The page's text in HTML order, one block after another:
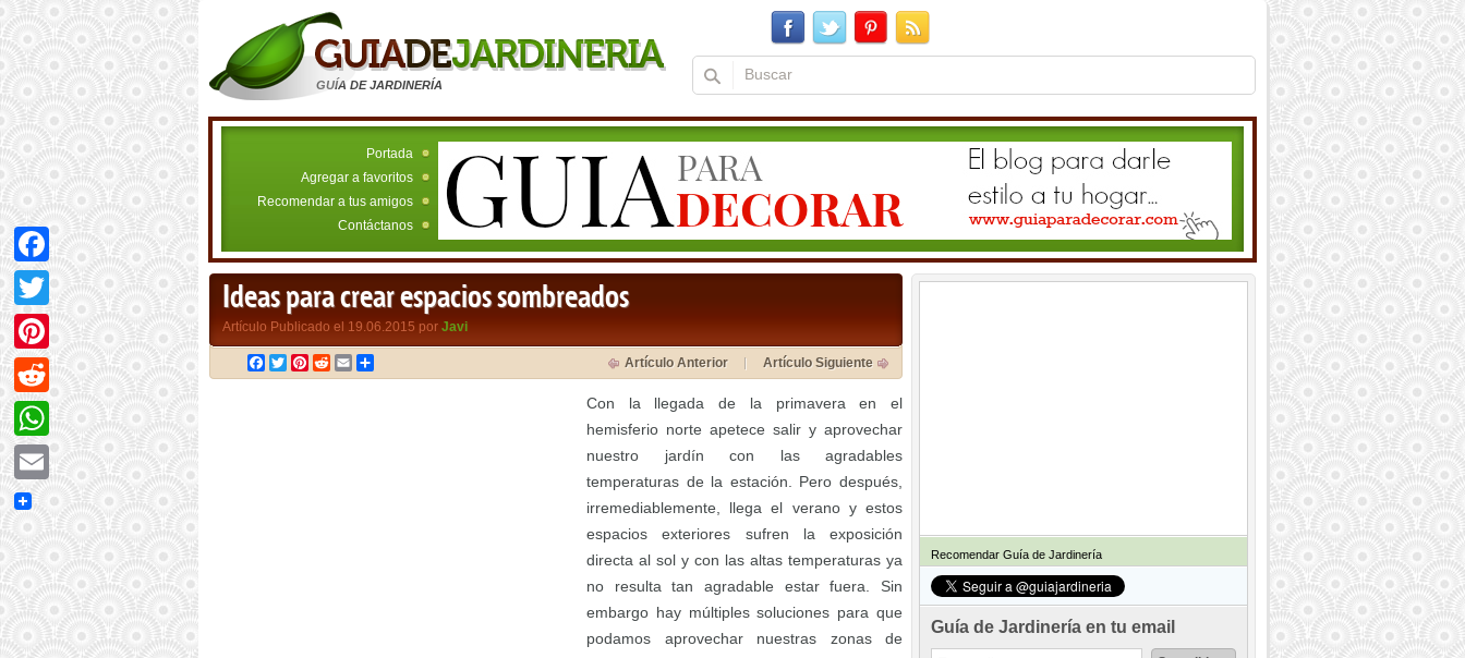
GUÍA DE JARDINERÍA
Portada
Agregar a favoritos
Recomendar a tus amigos
Contáctanos
Ideas para crear espacios sombreados
Artículo Publicado el 19.06.2015 por Javi
Facebook
TwitterPinterest
RedditEmail Artículo Anterior Artículo Siguiente
Con la llegada de la primavera en el
hemisferio norte apetece salir y aprovechar
nuestro jardín con las agradables
temperaturas de la estación. Pero después,
irremediablemente, llega el verano y estos
espacios exteriores sufren la exposición
directa al sol y con las altas temperaturas ya
no resulta tan agradable estar fuera. Sin
embargo hay múltiples soluciones para que
podamos aprovechar nuestras zonas de
Recomendar Guía de Jardinería
Guía de Jardinería en tu email
Facebook
Twitter
Pinterest
Reddit
WhatsApp
Email